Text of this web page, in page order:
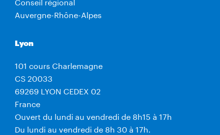
Auvergne-Rhône-Alpes
Lyon
101 cours Charlemagne
CS 20033
69269 LYON CEDEX 02
France
Ouvert du lundi au vendredi de 8h15 à 17h
Du lundi au vendredi de 8h 30 à 17h.